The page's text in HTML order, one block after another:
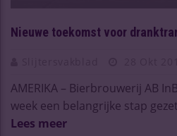
Nieuwe toekomst voor
AMERIKA – Bierbrouwerij AB
week een belangrijke stap
Lees meer